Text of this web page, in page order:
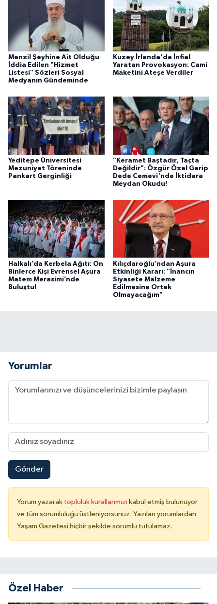
Menzil Şeyhine Ait Olduğu
İddia Edilen "Hizmet
Listesi" Sözleri Sosyal
Medyanın Gündeminde
Kuzey İrlanda'da İnfial
Yaratan Provokasyon: Cami
Maketini Ateşe Verdiler
Yeditepe Üniversitesi
Mezuniyet Töreninde
Pankart Gerginliği
"Keramet Baştadır, Taçta
Değildir": Özgür Özel Garip
Dede Cemevi'nde İktidara
Meydan Okudu!
Halkalı’da Kerbela Ağıtı: On
Binlerce Kişi Evrensel Aşura
Matem Merasimi’nde
Buluştu!
Kılıçdaroğlu’ndan Aşura
Etkinliği Kararı: "İnancın
Siyasete Malzeme
Edilmesine Ortak
Olmayacağım"
Yorumlar
Gönder
Yorum yazarak topluluk kurallarımızı kabul etmiş bulunuyor
ve tüm sorumluluğu üstleniyorsunuz. Yazılan yorumlardan
Yaşam Gazetesi hiçbir şekilde sorumlu tutulamaz.
Özel Haber